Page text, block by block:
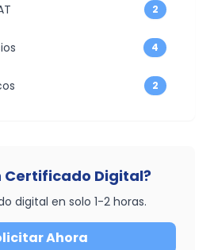
2
4
2
Certificado Digital?
digital en solo 1-2 horas.
Ahora